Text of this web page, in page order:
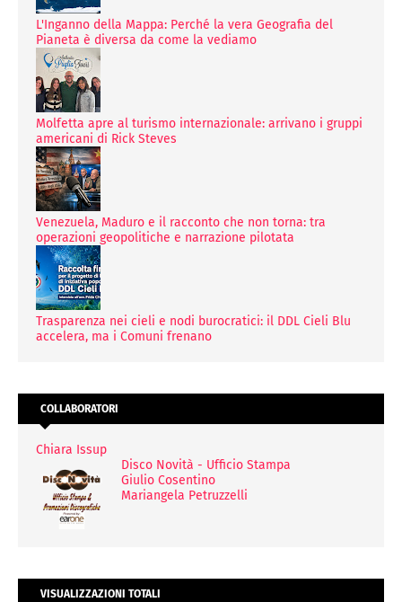
L'Inganno della Mappa: Perché la vera Geografia del
Pianeta è diversa da come la vediamo
Molfetta apre al turismo internazionale: arrivano i gruppi
americani di Rick Steves
Venezuela, Maduro e il racconto che non torna: tra
operazioni geopolitiche e narrazione pilotata
Trasparenza nei cieli e nodi burocratici: il DDL Cieli Blu
accelera, ma i Comuni frenano
COLLABORATORI
Chiara Issup
Disco Novità - Ufficio Stampa
Giulio Cosentino
Mariangela Petruzzelli
VISUALIZZAZIONI TOTALI